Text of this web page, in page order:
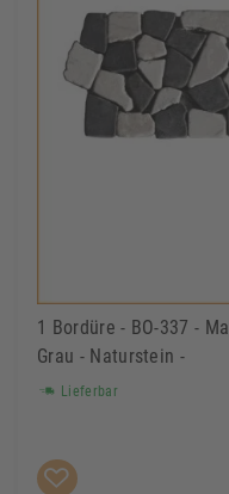
1 Bordüre - BO-337 -
Grau - Naturstein -
Lieferbar